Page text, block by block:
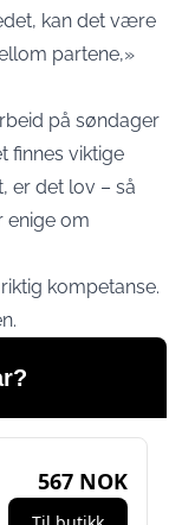
kan det være
partene,»
på søndager
finnes viktige
er det lov – så
enige om
kompetanse.